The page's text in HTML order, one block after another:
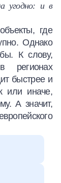
угодно: и в
где
Однако
К слову,
регионах
быстрее и
или иначе,
А значит,